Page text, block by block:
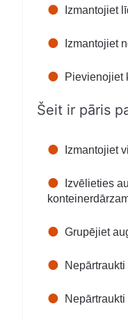
Izmantojiet
Izmantojiet
Pievienojiet
Šeit ir pāris
Izmantojiet
Izvēlieties
Grupējiet